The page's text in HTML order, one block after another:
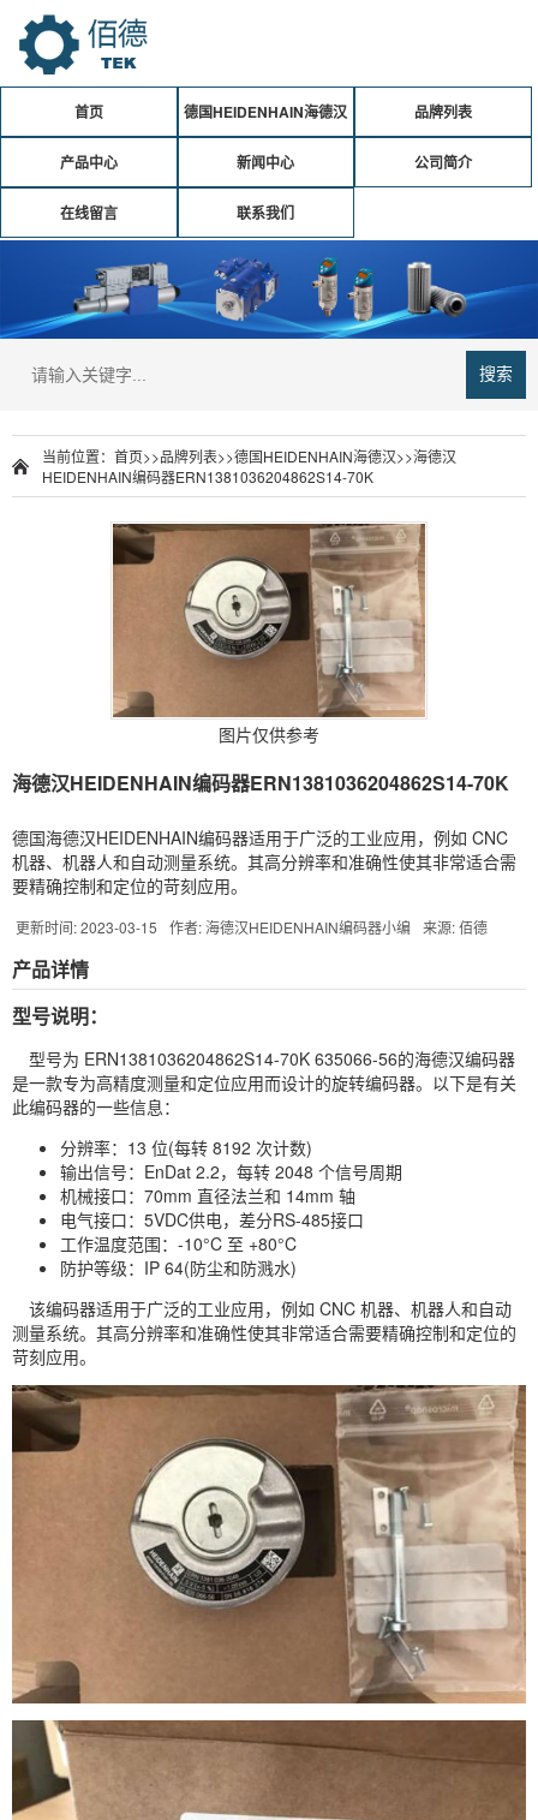
首页 德国HEIDENHAIN海德汉 品牌列表
产品中心 新闻中心 公司简介
在线留言 联系我们
搜索
当前位置： 首页>>品牌列表>>德国HEIDENHAIN海德汉>>海德汉
HEIDENHAIN编码器ERN1381036204862S14-70K
图片仅供参考
海德汉HEIDENHAIN编码器ERN1381036204862S14-70K
德国海德汉HEIDENHAIN编码器适用于广泛的工业应用，例如 CNC
机器、机器人和自动测量系统。其高分辨率和准确性使其非常适合需
要精确控制和定位的苛刻应用。
更新时间: 2023-03-15 作者: 海德汉HEIDENHAIN编码器小编 来源: 佰德
产品详情
型号说明：
型号为 ERN1381036204862S14-70K 635066-56的海德汉编码器
是一款专为高精度测量和定位应用而设计的旋转编码器。以下是有关
此编码器的一些信息：
分辨率：13 位(每转 8192 次计数)
输出信号：EnDat 2.2，每转 2048 个信号周期
机械接口：70mm 直径法兰和 14mm 轴
电气接口：5VDC供电，差分RS-485接口
工作温度范围：-10°C 至 +80°C
防护等级：IP 64(防尘和防溅水)
该编码器适用于广泛的工业应用，例如 CNC 机器、机器人和自动
测量系统。其高分辨率和准确性使其非常适合需要精确控制和定位的
苛刻应用。